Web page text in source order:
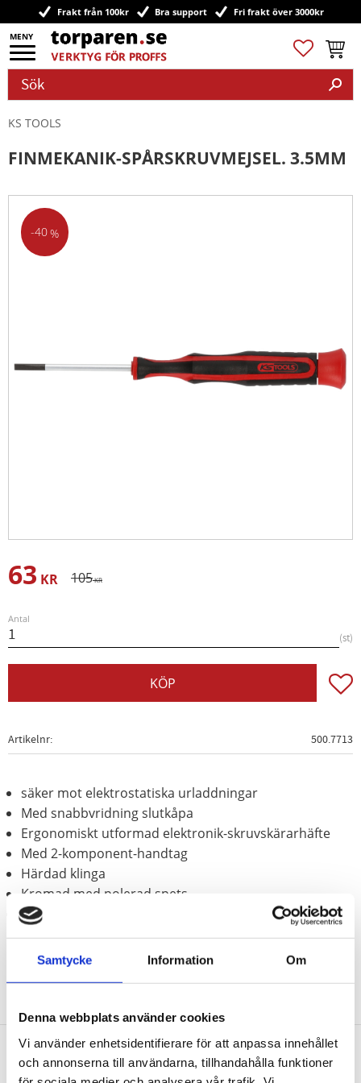
Samtycke Information Om
Denna webbplats använder cookies
Vi använder enhetsidentifierare för att anpassa innehållet
och annonserna till användarna, tillhandahålla funktioner
Meny
Frakt från 100kr Bra support Fri frakt över 3000kr
Favoriter
KS TOOLS
FINMEKANIK-SPÅRSKRUVMEJSEL. 3.5MM
40%
Nedsatt pris:
63 KR Ordinarie pris:
105KR
Antal
st
KÖP
Artikelnr 500.7713
säker mot elektrostatiska urladdningar
Med snabbvridning slutkåpa
Ergonomiskt utformad elektronik-skruvskärarhäfte
Med 2-komponent-handtag
Härdad klinga
Kromad med polerad spets
Klinga av krom vanadium
Nyhetsbrev